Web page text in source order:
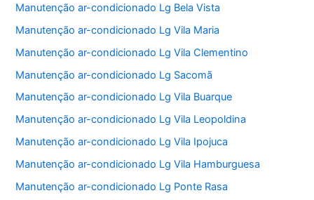
Manutenção ar-condicionado Lg Bela Vista
Manutenção ar-condicionado Lg Vila Maria
Manutenção ar-condicionado Lg Vila Clementino
Manutenção ar-condicionado Lg Sacomã
Manutenção ar-condicionado Lg Vila Buarque
Manutenção ar-condicionado Lg Vila Leopoldina
Manutenção ar-condicionado Lg Vila Ipojuca
Manutenção ar-condicionado Lg Vila Hamburguesa
Manutenção ar-condicionado Lg Ponte Rasa